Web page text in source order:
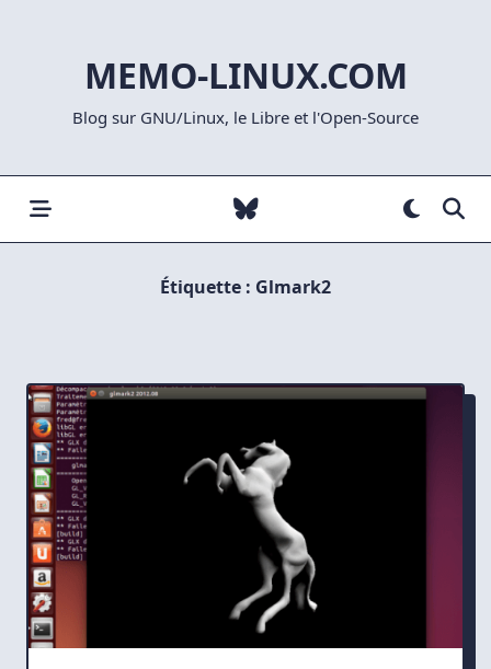
MEMO-LINUX.COM
Blog sur GNU/Linux, le Libre et l'Open-Source
Étiquette : Glmark2